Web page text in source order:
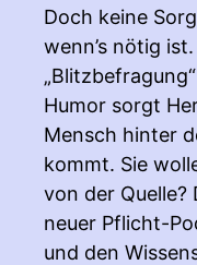
Doch keine
wenn’s nötig
Humor sorgt
Mensch hinter
kommt. Sie
von der Quelle?
neuer Pflicht-
und den